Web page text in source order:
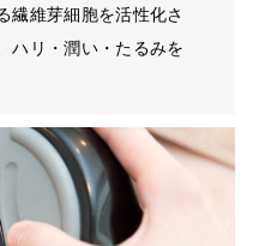
繊維芽細胞を活性化さ
ハリ・潤い・たるみを